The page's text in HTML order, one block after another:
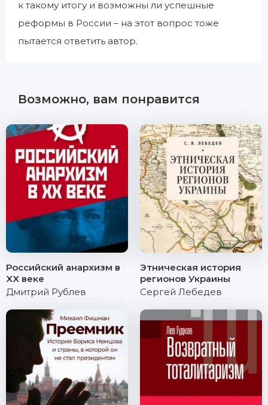
к такому итогу и возможны ли успешные
реформы в России – на этот вопрос тоже
пытается ответить автор.
Возможно, вам понравится
Российский анархизм в
XX веке
Дмитрий Рублев
Этническая история
регионов Украины
Сергей Лебедев